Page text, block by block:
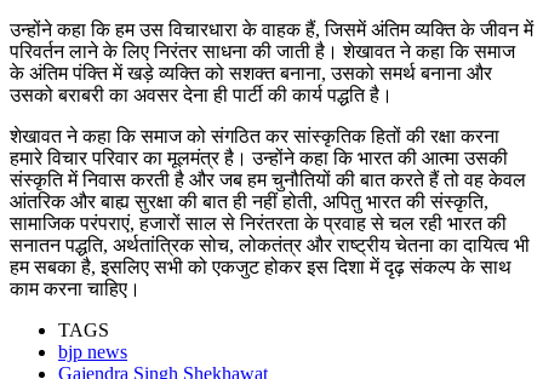
उन्होंने कहा कि हम उस विचारधारा के वाहक हैं, जिसमें अंतिम व्यक्ति के जीवन में
परिवर्तन लाने के लिए निरंतर साधना की जाती है। शेखावत ने कहा कि समाज
के अंतिम पंक्ति में खड़े व्यक्ति को सशक्त बनाना, उसको समर्थ बनाना और
उसको बराबरी का अवसर देना ही पार्टी की कार्य पद्धति है।
शेखावत ने कहा कि समाज को संगठित कर सांस्कृतिक हितों की रक्षा करना
हमारे विचार परिवार का मूलमंत्र है। उन्होंने कहा कि भारत की आत्मा उसकी
संस्कृति में निवास करती है और जब हम चुनौतियों की बात करते हैं तो वह केवल
आंतरिक और बाह्य सुरक्षा की बात ही नहीं होती, अपितु भारत की संस्कृति,
सामाजिक परंपराएं, हजारों साल से निरंतरता के प्रवाह से चल रही भारत की
सनातन पद्धति, अर्थतांत्रिक सोच, लोकतंत्र और राष्ट्रीय चेतना का दायित्व भी
हम सबका है, इसलिए सभी को एकजुट होकर इस दिशा में दृढ़ संकल्प के साथ
काम करना चाहिए।
TAGS
bjp news
Gajendra Singh Shekhawat